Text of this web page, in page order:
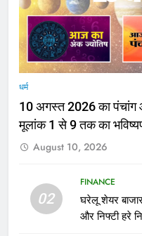
धर्म
10 अगस्त 2026 का पंचांग
मूलांक 1 से 9 तक का
August 10, 2026
02
FINANCE
घरेलू शेयर
और निफ्टी हरे